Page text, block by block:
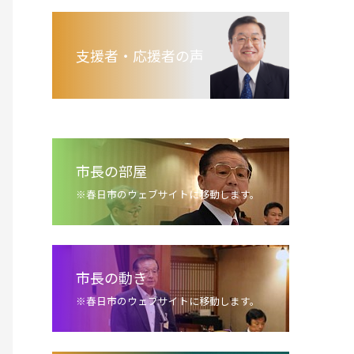
支援者・応援者の声
市長の部屋
※春日市のウェブサイトに移動します。
市長の動き
※春日市のウェブサイトに移動します。